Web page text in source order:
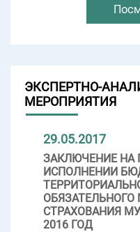
ЭКСПЕРТНО-
МЕРОПРИЯТИЯ
29.05.2017
ЗАКЛЮЧЕНИЕ НА
ИСПОЛНЕНИИ
СТРАХОВАНИЯ
2016 ГОД